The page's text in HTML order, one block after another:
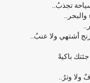
تجذبُ..
والبحر..
أشتهي ولا عنبُ..
باكيةً
ولا وترُ..